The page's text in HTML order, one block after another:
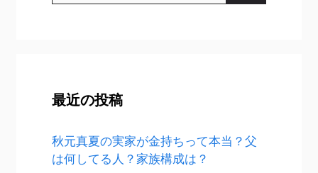
最近の投稿
秋元真夏の実家が金持ちって本当？父
は何してる人？家族構成は？